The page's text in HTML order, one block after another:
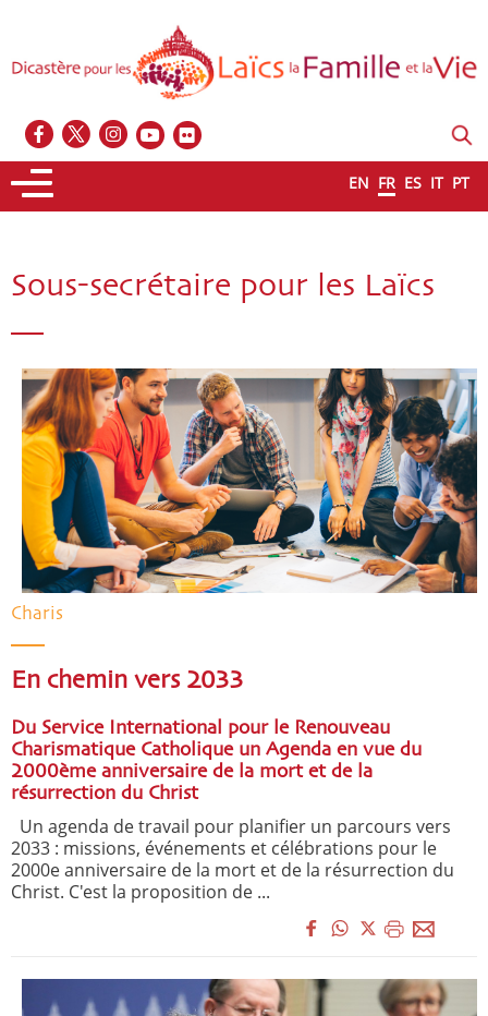
EN FR ES IT PT
Sous-secrétaire pour les Laïcs
Charis
En chemin vers 2033
Du Service International pour le Renouveau
Charismatique Catholique un Agenda en vue du
2000ème anniversaire de la mort et de la
résurrection du Christ
Un agenda de travail pour planifier un parcours vers
2033 : missions, événements et célébrations pour le
2000e anniversaire de la mort et de la résurrection du
Christ. C'est la proposition de ...